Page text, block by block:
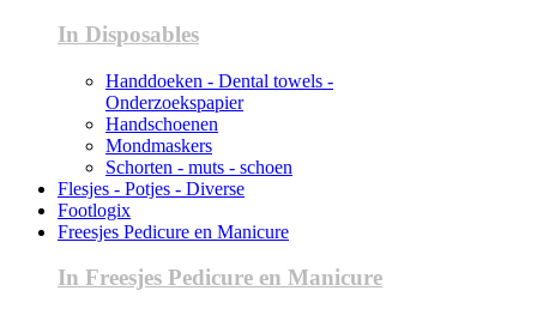
In Disposables
Handdoeken - Dental towels -
Onderzoekspapier
Handschoenen
Mondmaskers
Schorten - muts - schoen
Flesjes - Potjes - Diverse
Footlogix
Freesjes Pedicure en Manicure
In Freesjes Pedicure en Manicure